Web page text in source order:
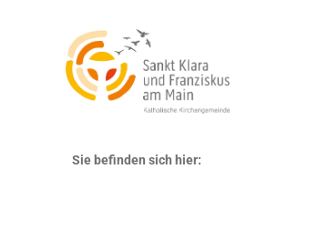
Sie befinden sich hier: